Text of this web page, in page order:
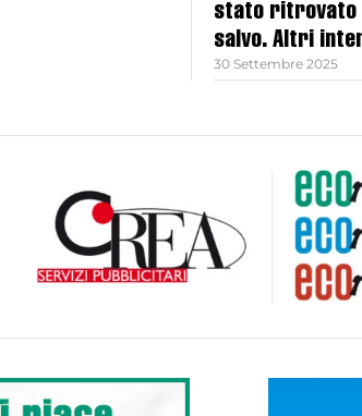
stato ritrovato
salvo. Altri
30 Settembre 2025